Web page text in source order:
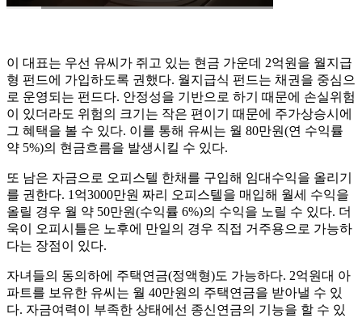
이 대표는 우선 유씨가 쥐고 있는 현금 가운데 2억원을 월지급
형 펀드에 가입하도록 권했다. 월지급식 펀드는 채권을 중심으
로 운영되는 펀드다. 안정성을 기반으로 하기 때문에 손실위험
이 있더라도 위험의 크기는 작은 편이기 때문에 주가상승시에
그 혜택을 볼 수 있다. 이를 통해 유씨는 월 80만원(연 수익률
약 5%)의 현금흐름을 발생시킬 수 있다.
또 남은 자금으로 오피스텔 한채를 구입해 임대수익을 올리기
를 권한다. 1억3000만원 짜리 오피스텔을 매입해 월세 수익을
올릴 경우 월 약 50만원(수익률 6%)의 수익을 노릴 수 있다. 더
욱이 오피시틀은 노후에 만일의 경우 직접 거주용으로 가능하
다는 장점이 있다.
자녀들의 동의하에 주택연금(정액형)도 가능하다. 2억원대 아
파트를 보유한 유씨는 월 40만원의 주택연금을 받아낼 수 있
다. 자금여력이 부족한 상태에선 종신연금의 기능을 할 수 있